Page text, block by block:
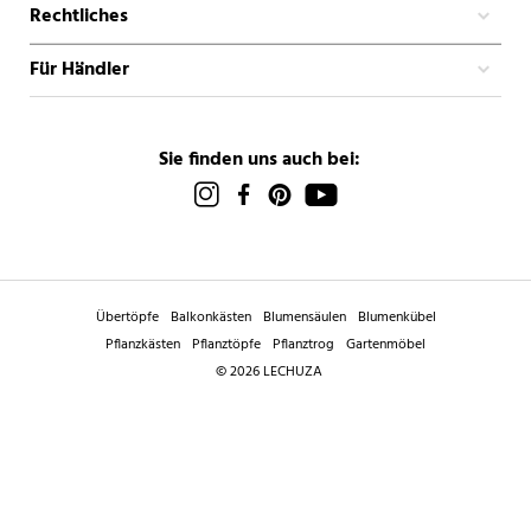
Rechtliches
Für Händler
Sie finden uns auch bei:
Übertöpfe Balkonkästen Blumensäulen Blumenkübel
Pflanzkästen Pflanztöpfe Pflanztrog Gartenmöbel
© 2026 LECHUZA